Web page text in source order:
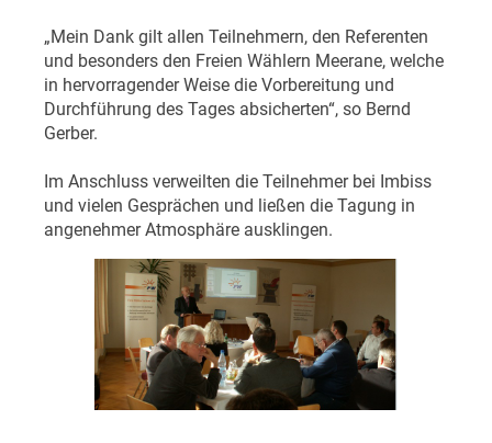
„Mein Dank gilt allen Teilnehmern, den Referenten
und besonders den Freien Wählern Meerane, welche
in hervorragender Weise die Vorbereitung und
Durchführung des Tages absicherten“, so Bernd
Gerber.
Im Anschluss verweilten die Teilnehmer bei Imbiss
und vielen Gesprächen und ließen die Tagung in
angenehmer Atmosphäre ausklingen.